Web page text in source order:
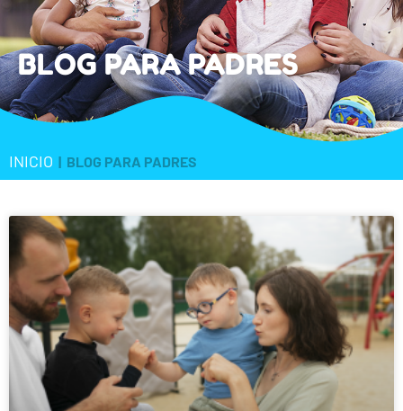
BLOG PARA PADRES
INICIO | BLOG PARA PADRES